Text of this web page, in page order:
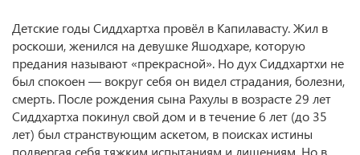
Детские годы Сиддхартха провёл в Капилавасту. Жил в
роскоши, женился на девушке Яшодхаре, которую
предания называют «прекрасной». Но дух Сиддхартхи не
был спокоен — вокруг себя он видел страдания, болезни,
смерть. После рождения сына Рахулы в возрасте 29 лет
Сиддхартха покинул свой дом и в течение 6 лет (до 35
лет) был странствующим аскетом, в поисках истины
подвергая себя тяжким испытаниям и лишениям. Но в